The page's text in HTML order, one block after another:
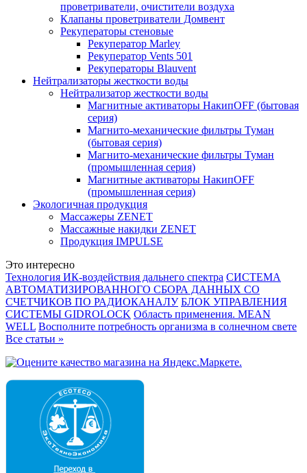
проветриватели, очистители воздуха
Клапаны проветриватели Домвент
Рекуператоры стеновые
Рекуператор Marley
Рекуператор Vents 501
Рекуператоры Blauvent
Нейтрализаторы жесткости воды
Нейтрализатор жесткости воды
Магнитные активаторы НакипOFF (бытовая
серия)
Магнито-механические фильтры Туман
(бытовая серия)
Магнито-механические фильтры Туман
(промышленная серия)
Магнитные активаторы НакипOFF
(промышленная серия)
Экологичная продукция
Массажеры ZENET
Массажные накидки ZENET
Продукция IMPULSE
Это интересно
Технология ИК-воздействия дальнего спектра СИСТЕМА
АВТОМАТИЗИРОВАННОГО СБОРА ДАННЫХ СО
СЧЕТЧИКОВ ПО РАДИОКАНАЛУ БЛОК УПРАВЛЕНИЯ
СИСТЕМЫ GIDROLOCK Область применения. MEAN
WELL Восполните потребность организма в солнечном свете
Все статьи »